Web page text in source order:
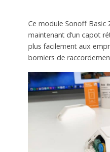
Ce module Sonoff Basic
maintenant d’un capot
plus facilement aux
borniers de